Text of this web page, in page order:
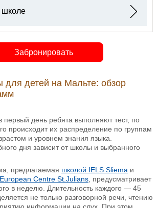
школе
Забронировать
для детей на Мальте: обзор
первый день ребята выполняют тест, по
происходит их распределение по группам
и уровнем знания языка.
дня зависит от школы и выбранного
предлагаемая школой IELS Sliema и
Centre St.Julians, предусматривает
в неделю. Длительность каждого — 45
не только разговорной речи, чтению